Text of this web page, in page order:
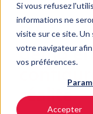
Si vous refusez
informations ne
visite sur ce site. Un
votre navigateur
vos préférences.
Accepter
démo
réalité.